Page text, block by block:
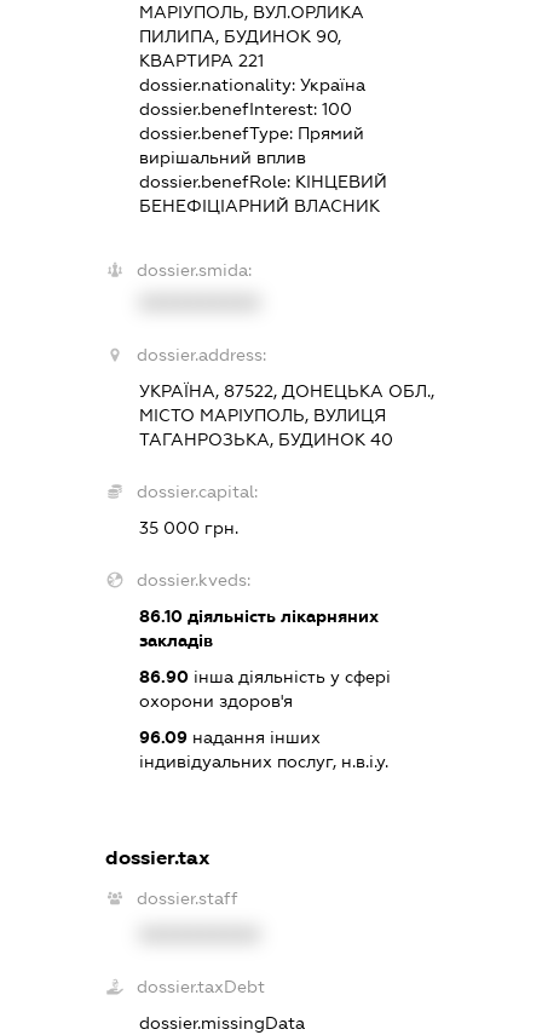
МАРІУПОЛЬ, ВУЛ.ОРЛИКА
ПИЛИПА, БУДИНОК 90,
КВАРТИРА 221
dossier.nationality: Україна
dossier.benefInterest: 100
dossier.benefType: Прямий
вирішальний вплив
dossier.benefRole: КІНЦЕВИЙ
БЕНЕФІЦІАРНИЙ ВЛАСНИК
dossier.smida:
dossier.address:
УКРАЇНА, 87522, ДОНЕЦЬКА ОБЛ.,
МІСТО МАРІУПОЛЬ, ВУЛИЦЯ
ТАГАНРОЗЬКА, БУДИНОК 40
dossier.capital:
35 000 грн.
dossier.kveds:
86.10діяльність лікарняних
закладів
86.90інша діяльність у сфері
охорони здоров'я
96.09надання інших
індивідуальних послуг, н.в.і.у.
dossier.tax
dossier.staff
dossier.taxDebt
dossier.missingData